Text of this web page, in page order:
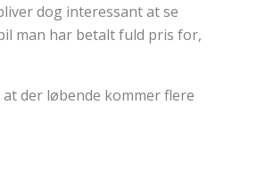
dog interessant at se
man har betalt fuld pris for,
der løbende kommer flere